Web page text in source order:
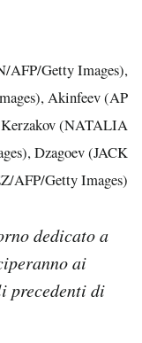
AFP/Getty Images),
Akinfeev (AP
(NATALIA
Dzagoev (JACK
AFP/Getty Images)
dedicato a
ai
precedenti di